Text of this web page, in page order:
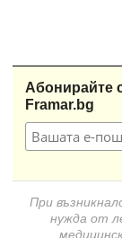
Абонирайте
Framar.bg
При
нужда от